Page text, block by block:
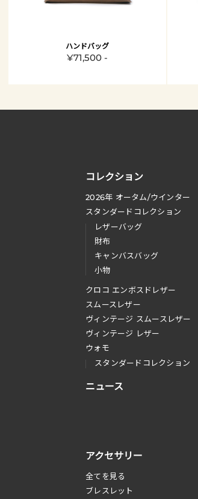
ハンドバッグ
¥71,500 -
コレクション
2026年 オータム/ウインター
スタンダードコレクション
レザーバッグ
財布
キャンバスバッグ
小物
クロコ エンボスドレザー
スムースレザー
ヴィンテージ スムースレザー
ヴィンテージ レザー
ウォモ
スタンダードコレクション
ニュース
アクセサリー
全てを見る
ブレスレット